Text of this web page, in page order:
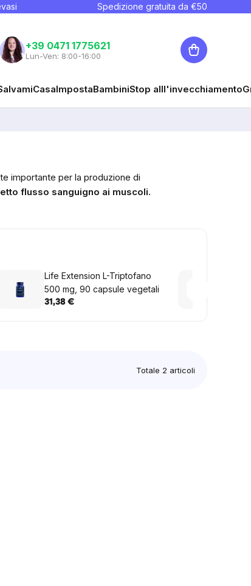
Spedizione gratuita da €50
+39 0471 1775621
Lun-Ven: 8:00-16:00
Carrello
CasaImpostaBambiniStop alll'invecchiamento
importante per la produzione di
flusso sanguigno ai muscoli.
Life Extension L-Triptofano
500 mg, 90 capsule vegetali
31,38 €
Totale 2 articoli